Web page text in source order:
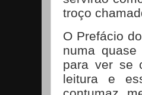
troço
O Prefácio
numa
para ver se
leitura e